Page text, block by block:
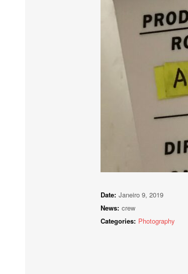
Date: Janeiro 9, 2019
News: crew
Categories: Photography